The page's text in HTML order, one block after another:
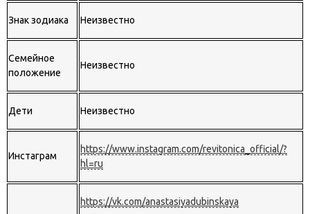
Знак зодиака Неизвестно
Семейное
положение
Неизвестно
Дети Неизвестно
Инстаграм
https://www.instagram.com/revitonica_official/?
hl=ru
https://vk.com/anastasiyadubinskaya